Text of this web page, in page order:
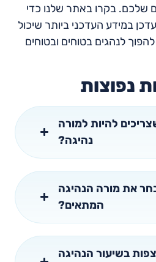
שלכם. בקרו באתר שלנו כדי
במידע העדכני ביותר שיכול
לנהגים בטוחים ובטוחים
נפוצות
להיות למורה
נהיגה?
את מורה הנהיגה
המתאים?
בשיעור הנהיגה